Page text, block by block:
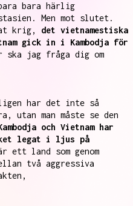
bara härlig
Men mot slutet.
krig, det vietnamestiska
gick in i Kambodja för
jag fråga dig om
har det inte så
utan man måste se den
och Vietnam har
legat i ljus på
ett land som genom
två aggressiva